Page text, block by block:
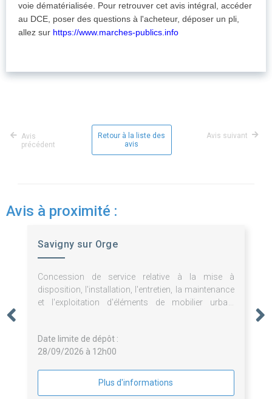
voie dématérialisée. Pour retrouver cet avis intégral, accéder
au DCE, poser des questions à l'acheteur, déposer un pli,
allez sur https://www.marches-publics.info
Avis
précédent
Retour à la liste des
avis
Avis suivant
Avis à proximité :
Savigny sur Orge
Concession de service relative à la mise à
disposition, l'installation, l'entretien, la maintenance
et l'exploitation d'éléments de mobilier urbain
Date limite de dépôt :
28/09/2026 à 12h00
Plus d'informations